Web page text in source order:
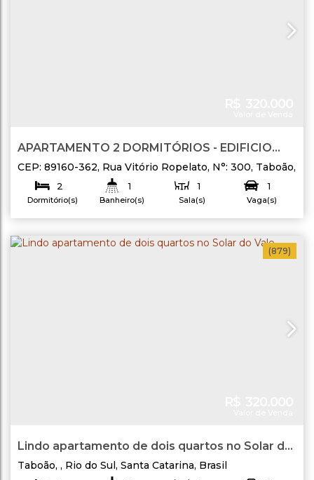
APARTAMENTO 2 DORMITÓRIOS - EDIFICIO
RESIDENCIAL SOLAR DO VALE
CEP: 89160-362, Rua Vitório Ropelato, N°: 300, Taboão
Santa Catarina
2
Dormitório(s)
1
Banheiro(s)
1
Sala(s)
1
Vaga(s)
Útil:58.88m²
(879)
Lindo apartamento de dois quartos no Solar do
Vale
Taboão , Rio do Sul, Santa Catarina, Brasil